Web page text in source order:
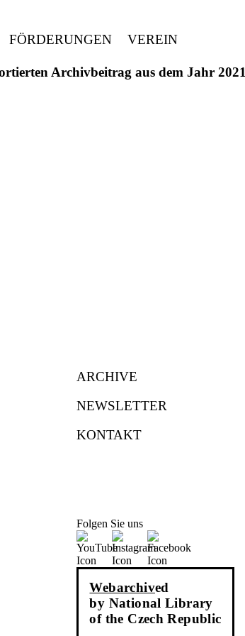
FÖRDERUNGEN VEREIN
Archivbeitrag aus dem Jahr 2021
ARCHIVE
NEWSLETTER
KONTAKT
Folgen Sie uns
Webarchived
by National Library
of the Czech Republic